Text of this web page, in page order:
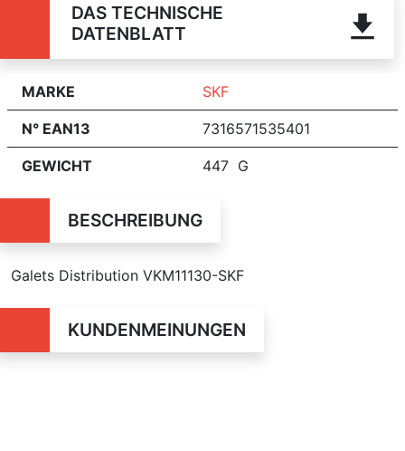
DAS TECHNISCHE
DATENBLATT
MARKE SKF
N° EAN13 7316571535401
GEWICHT 447 G
BESCHREIBUNG
Galets Distribution VKM11130-SKF
KUNDENMEINUNGEN